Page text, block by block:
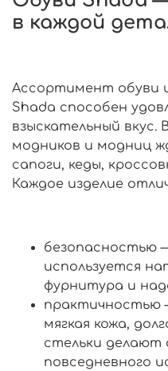
в каждой
Ассортимент обуви
Shadа способен
взыскательный вкус.
модников и модниц
сапоги, кеды,
Каждое изделие
безопасностью
используется
фурнитура и
мягкая кожа,
стельки делают
повседневного